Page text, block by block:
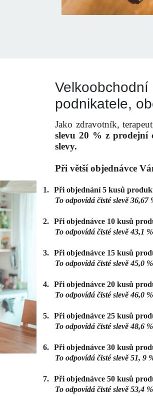
podnikatele,
Jako zdravotník,
slevu 20 % z prodejní
slevy.
Při větší objednávce
1. Při objednání 5 kusů
To odpovídá čisté slevě 36,67
2. Při objednávce 10 kusů
To odpovídá čisté slevě 43,1
3. Při objednávce 15 kusů
To odpovídá čisté slevě 45,0 %
4. Při objednávce 20 kusů
To odpovídá čisté slevě 46,0 %
5. Při objednávce 25 kusů
To odpovídá čisté slevě 48,6 %
6. Při objednávce 30 kusů
To odpovídá čisté slevě 51, 9
7. Při objednávce 50 kusů
To odpovídá čisté slevě 53,4 %